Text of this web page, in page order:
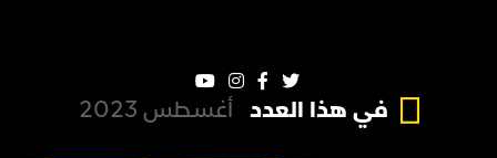
في هذا العدد أغسطس 2023